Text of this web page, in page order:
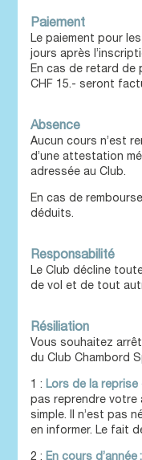
Paiement
Le paiement pour
jours après
En cas de retard de
CHF 15.- seront
Absence
Aucun cours n’est
d’une attestation
adressée au Club.
En cas de
déduits.
Responsabilité
Le Club décline
de vol et de tout
Résiliation
Vous souhaitez
du Club Chambord
1 : Lors de la
pas reprendre votre
simple. Il n’est pas
en informer. Le fait
2 : En cours d’année: